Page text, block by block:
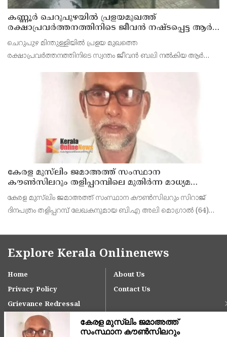
കണ്ണൂർ ചെറുപുഴയിൽ പ്രളയമുഖത്ത്
രക്ഷാപ്രവർത്തനത്തിനിടെ ജീവൻ നഷ്ടപ്പെട്ട ആർ.
രാജേഷിൻ്റെ ഭൗതിക ശരീരത്തോട് അനാദരവ്
കാണിച്ചതായി ആരോപണം
ചെറുപുഴ മിന്തുള്ളിയിൽ പ്രളയ മുഖത്തെ
രക്ഷാപ്രവർത്തനത്തിനിടെ സ്വന്തം ജീവൻ ബലി നൽകിയ ആർ
മൃതദേഹം തിരുവനന്തപുരത്തെ
കേരള മുസ്‌ലിം ജമാഅത്ത് സംസ്ഥാന
കൗൺസിലറും തളിപ്പറമ്പിലെ മുതിർന്ന മാധ്യമ
പ്രവർത്തകനുമായ ബി എ അലി മൊഗ്രാൽ
നിര്യാതനായി
കേരള മുസ്‌ലിം ജമാഅത്ത് സംസ്ഥാന കൗൺസിലറും സിറാജ്
ദിനപത്രം തളിപ്പറമ്പ് ലേഖകനുമായ ബി.എ അലി മൊഗ്രാൽ (64)
ജമാഅത്ത് ജില്ലാ സെക്രട്ടറി, എസ്.വൈ.എ
Explore Kerala Onlinenews
Home
About Us
Privacy Policy
Contact Us
Grievance Redressal